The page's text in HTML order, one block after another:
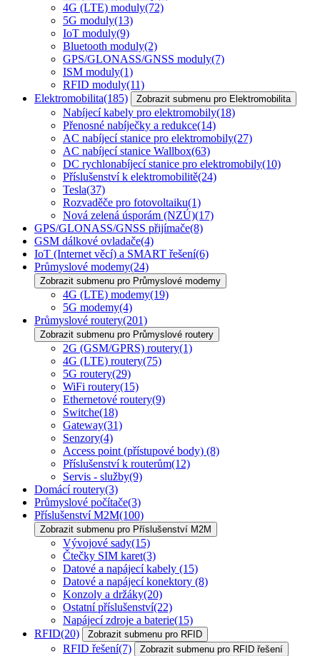
4G (LTE) moduly(72)
5G moduly(13)
IoT moduly(9)
Bluetooth moduly(2)
GPS/GLONASS/GNSS moduly(7)
ISM moduly(1)
RFID moduly(11)
Elektromobilita(185) Zobrazit submenu pro Elektromobilita
Nabíjecí kabely pro elektromobily(18)
Přenosné nabíječky a redukce(14)
AC nabíjecí stanice pro elektromobily(27)
AC nabíjecí stanice Wallbox(63)
DC rychlonabíjecí stanice pro elektromobily(10)
Příslušenství k elektromobilitě(24)
Tesla(37)
Rozvaděče pro fotovoltaiku(1)
Nová zelená úsporám (NZÚ)(17)
GPS/GLONASS/GNSS přijímače(8)
GSM dálkové ovladače(4)
IoT (Internet věcí) a SMART řešení(6)
Průmyslové modemy(24)
Zobrazit submenu pro Průmyslové modemy
4G (LTE) modemy(19)
5G modemy(4)
Průmyslové routery(201)
Zobrazit submenu pro Průmyslové routery
2G (GSM/GPRS) routery(1)
4G (LTE) routery(75)
5G routery(29)
WiFi routery(15)
Ethernetové routery(9)
Switche(18)
Gateway(31)
Senzory(4)
Access point (přístupové body) (8)
Příslušenství k routerům(12)
Servis - služby(9)
Domácí routery(3)
Průmyslové počítače(3)
Příslušenství M2M(100)
Zobrazit submenu pro Příslušenství M2M
Vývojové sady(15)
Čtečky SIM karet(3)
Datové a napájecí kabely (15)
Datové a napájecí konektory (8)
Konzoly a držáky(20)
Ostatní příslušenství(22)
Napájecí zdroje a baterie(15)
RFID(20) Zobrazit submenu pro RFID
RFID řešení(7) Zobrazit submenu pro RFID řešení